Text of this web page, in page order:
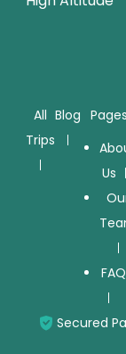
All
Trips
Blog Pages
Us
Secured